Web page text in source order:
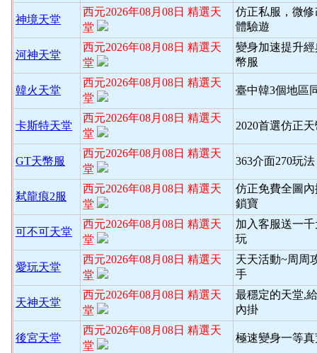
神境天堂
西元2026年08月08日 精選天
堂
仿正私服，微
體驗遊
河神天堂
西元2026年08月08日 精選天
堂
變身加速提升
幣服
韓火天堂
西元2026年08月08日 精選天
堂
臺中韓3個地區
卡斯特天堂
西元2026年08月08日 精選天
堂
2020首選仿正
GT天幣服
西元2026年08月08日 精選天
堂
363介面270玩
弒龍痕2服
西元2026年08月08日 精選天
堂
仿正免費全圖
鎖寶
可不可天堂
西元2026年08月08日 精選天
堂
加入客服送一
玩
愛玩天堂
西元2026年08月08日 精選天
堂
天天活動~周周
手
天神天堂
西元2026年08月08日 精選天
堂
最穩定的天堂,
內掛
後宮天堂
西元2026年08月08日 精選天
堂
極速變身一等